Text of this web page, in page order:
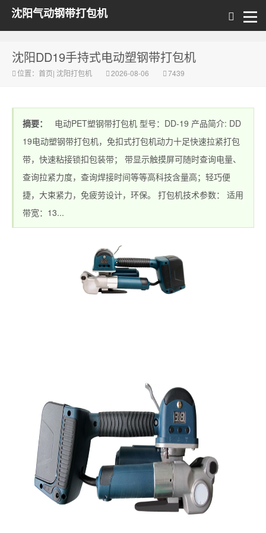
沈阳气动钢带打包机
沈阳DD19手持式电动塑钢带打包机
位置： 首页| 沈阳打包机 2026-08-06 7439
摘要：
电动PET塑钢带打包机 型号：DD-19 产品简介: DD
19电动塑钢带打包机，免扣式打包机动力十足快速拉紧打包
带，快速粘接锁扣包装带； 带显示触摸屏可随时查询电量、
查询拉紧力度，查询焊接时间等等高科技含量高；轻巧便
捷，大束紧力，免疲劳设计，环保。 打包机技术参数： 适用
带宽：13...